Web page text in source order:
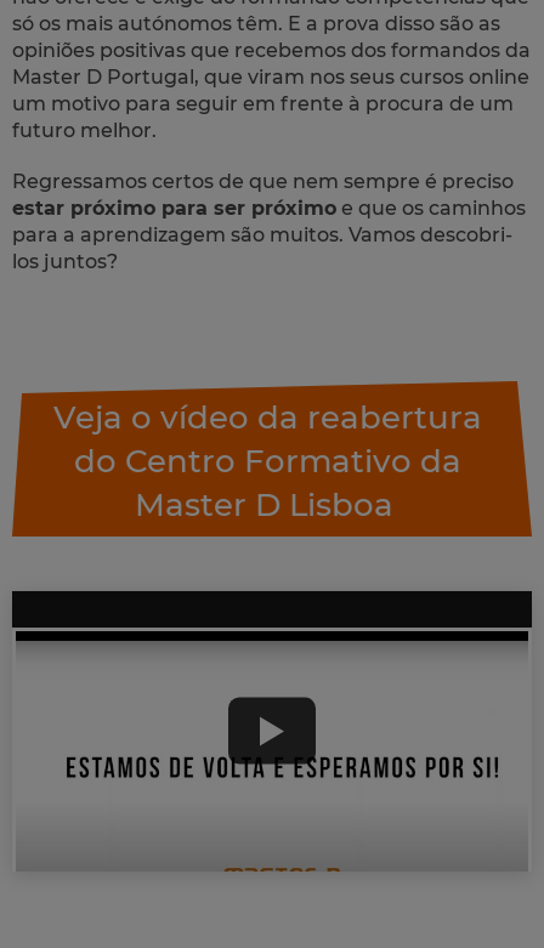
só os mais autónomos têm. E a prova disso são as
opiniões positivas que recebemos dos formandos da
Master D Portugal, que viram nos seus cursos online
um motivo para seguir em frente à procura de um
futuro melhor.
Regressamos certos de que nem sempre é preciso
estar próximo para ser próximo e que os caminhos
para a aprendizagem são muitos. Vamos descobri-
los juntos?
Veja o vídeo da reabertura
do Centro Formativo da
Master D Lisboa